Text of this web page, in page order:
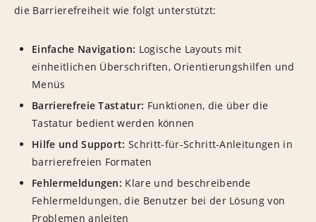
die Barrierefreiheit wie folgt unterstützt:
Einfache Navigation: Logische Layouts mit
einheitlichen Überschriften, Orientierungshilfen und
Menüs
Barrierefreie Tastatur: Funktionen, die über die
Tastatur bedient werden können
Hilfe und Support: Schritt-für-Schritt-Anleitungen in
barrierefreien Formaten
Fehlermeldungen: Klare und beschreibende
Fehlermeldungen, die Benutzer bei der Lösung von
Problemen anleiten